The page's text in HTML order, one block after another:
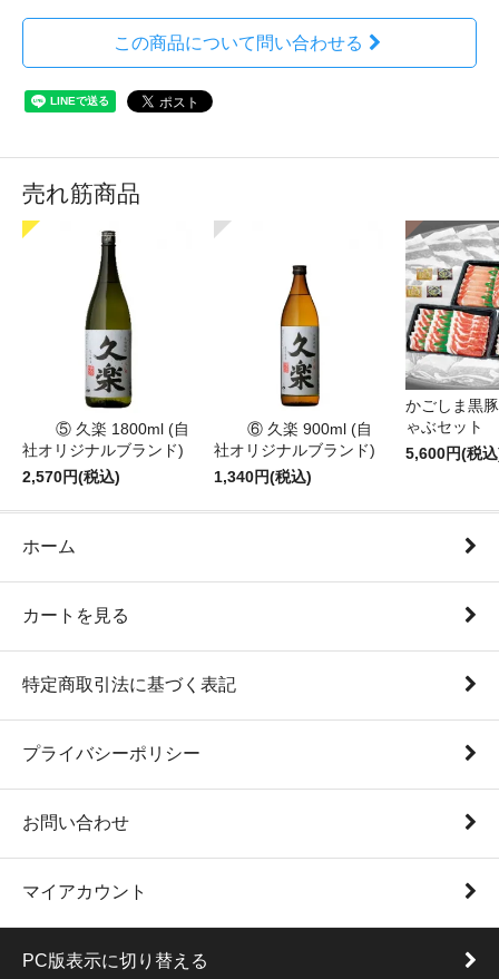
この商品について問い合わせる
売れ筋商品
⑤ 久楽 1800ml (自
社オリジナルブランド)
2,570円(税込)
⑥ 久楽 900ml (自
社オリジナルブランド)
1,340円(税込)
かごしま黒
ゃぶセット
5,600円(税
ホーム
カートを見る
特定商取引法に基づく表記
プライバシーポリシー
お問い合わせ
マイアカウント
PC版表示に切り替える